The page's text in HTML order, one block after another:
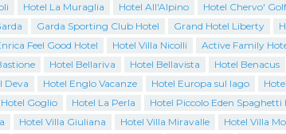
Hotel La Muraglia Hotel All'Alpino
Hotel Chervo'
Garda Sporting Club Hotel Grand Hotel Liberty
Feel Good Hotel Hotel Villa Nicolli Active Family
Hotel Bellariva Hotel Bellavista Hotel Benacus
Deva Hotel Englo Vacanze Hotel Europa sul lago
Hotel Goglio Hotel La Perla Hotel Piccolo Eden Spaghetti
Hotel Villa Giuliana Hotel Villa Miravalle Hotel Villa